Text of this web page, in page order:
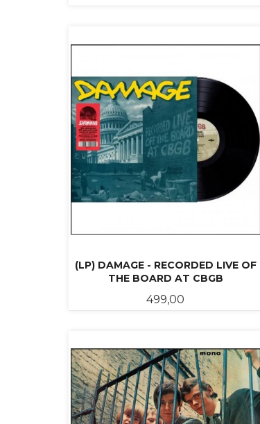
(LP) DAMAGE - RECORDED LIVE OF
THE BOARD AT CBGB
Pris
499,00